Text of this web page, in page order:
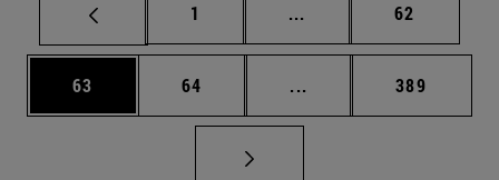
Página
1 ... Páginas intermedias
Página
62
Página
63 Página
64 ... Páginas intermedias
Página
389